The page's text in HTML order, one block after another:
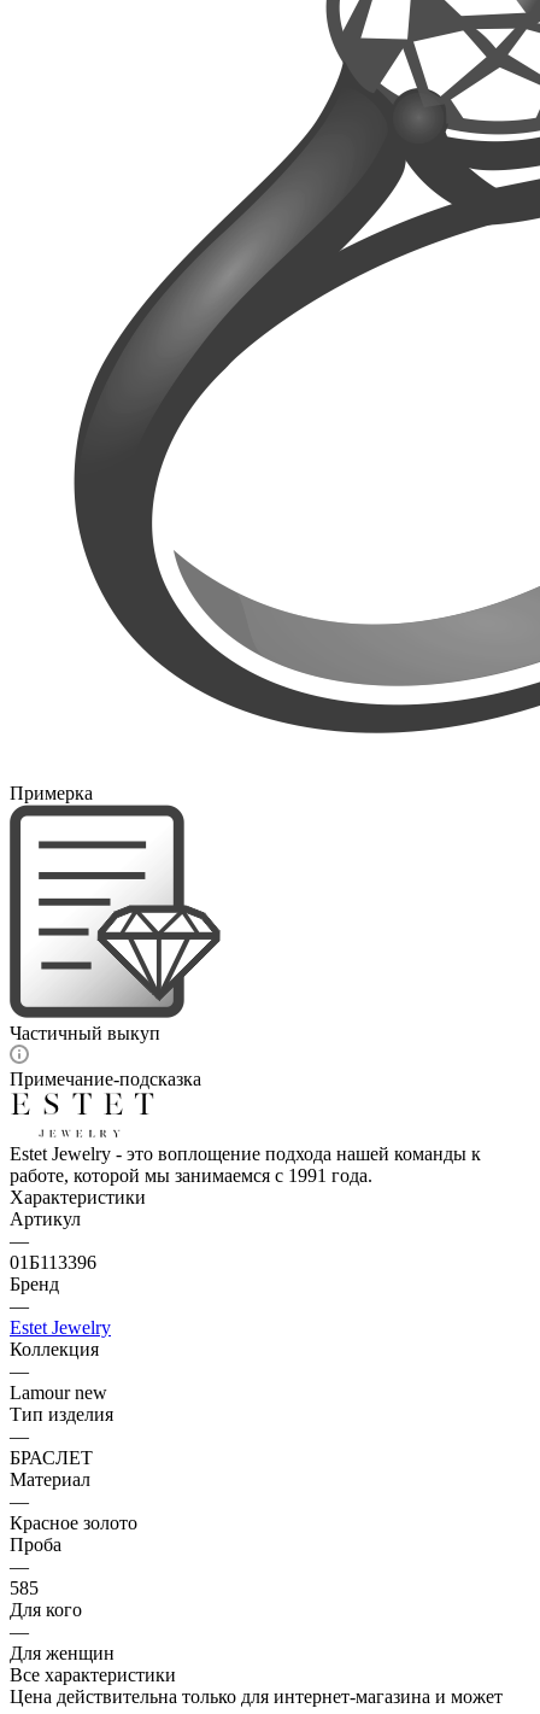
Примерка
Частичный выкуп
Примечание-подсказка
Estet Jewelry - это воплощение подхода нашей команды к
работе, которой мы занимаемся с 1991 года.
Характеристики
Артикул
—
01Б113396
Бренд
—
Estet Jewelry
Коллекция
—
Lamour new
Тип изделия
—
БРАСЛЕТ
Материал
—
Красное золото
Проба
—
585
Для кого
—
Для женщин
Все характеристики
Цена действительна только для интернет-магазина и может